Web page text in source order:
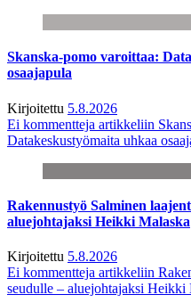
Skanska-pomo varoittaa:
osaajapula
Kirjoitettu 5.8.2026
Ei kommentteja artikkeliin
Datakeskustyömaita uhkaa
Rakennustyö Salminen
aluejohtajaksi Heikki Malaska
Kirjoitettu 5.8.2026
Ei kommentteja artikkeliin
seudulle – aluejohtajaksi Heikki